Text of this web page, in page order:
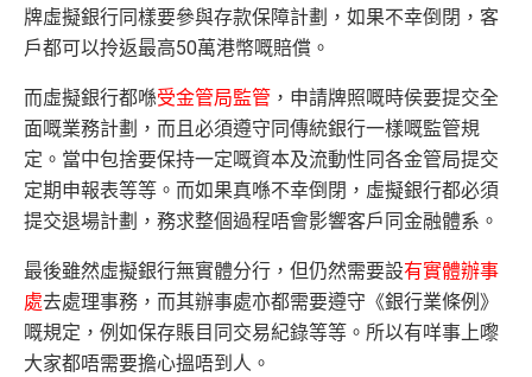
牌虛擬銀行同樣要參與存款保障計劃，如果不幸倒閉，客
戶都可以拎返最高50萬港幣嘅賠償。
而虛擬銀行都喺受金管局監管 ，申請牌照嘅時侯要提交全
面嘅業務計劃，而且必須遵守同傳統銀行一樣嘅監管規
定。當中包捨要保持一定嘅資本及流動性同各金管局提交
定期申報表等等。而如果真喺不幸倒閉，虛擬銀行都必須
提交退場計劃，務求整個過程唔會影響客戶同金融體系。
最後雖然虛擬銀行無實體分行，但仍然需要設有實體辦事
處去處理事務，而其辦事處亦都需要遵守《銀行業條例》
嘅規定，例如保存賬目同交易紀錄等等。所以有咩事上嚟
大家都唔需要擔心搵唔到人。